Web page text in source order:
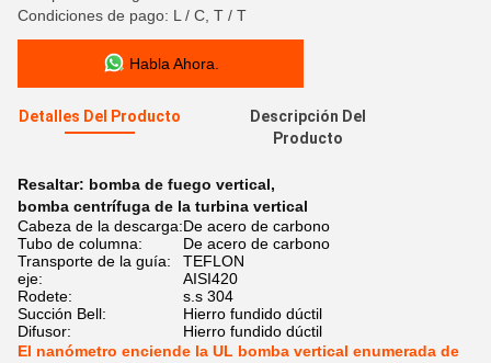
Condiciones de pago: L / C, T / T
Habla Ahora.
Detalles Del Producto
Descripción Del
Producto
Resaltar: bomba de fuego vertical,
bomba centrífuga de la turbina vertical
Cabeza de la descarga:De acero de carbono
Tubo de columna:
De acero de carbono
Transporte de la guía:
TEFLON
eje:
AISI420
Rodete:
s.s 304
Succión Bell:
Hierro fundido dúctil
Difusor:
Hierro fundido dúctil
El nanómetro enciende la UL bomba vertical enumerada de